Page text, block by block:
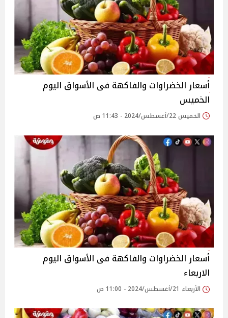
أسعار الخضراوات والفاكهة فى الأسواق‎‎ اليوم
الخميس
الخميس 22/أغسطس/2024 - 11:43 ص
أسعار الخضراوات والفاكهة فى الأسواق‎‎ اليوم
الاربعاء
الأربعاء 21/أغسطس/2024 - 11:00 ص